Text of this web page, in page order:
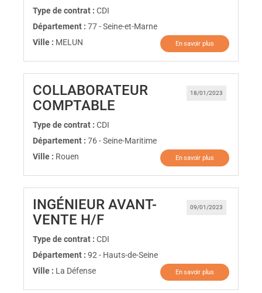
Type de contrat : CDI
Département : 77 - Seine-et-Marne
Ville : MELUN En savoir plus
18/01/2023
COLLABORATEUR
COMPTABLE
Type de contrat : CDI
Département : 76 - Seine-Maritime
Ville : Rouen En savoir plus
09/01/2023
INGÉNIEUR AVANT-
VENTE H/F(Nouvelle fenêtre)
Type de contrat : CDI
Département : 92 - Hauts-de-Seine
Ville : La Défense En savoir plus